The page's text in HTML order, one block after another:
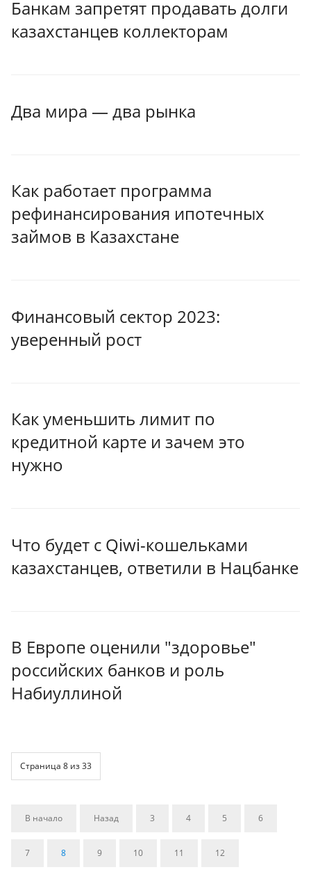
Банкам запретят продавать долги
казахстанцев коллекторам
Два мира — два рынка
Как работает программа
рефинансирования ипотечных
займов в Казахстане
Финансовый сектор 2023:
уверенный рост
Как уменьшить лимит по
кредитной карте и зачем это
нужно
Что будет с Qiwi-кошельками
казахстанцев, ответили в Нацбанке
В Европе оценили "здоровье"
российских банков и роль
Набиуллиной
Страница 8 из 33
В начало Назад 3 4 5 6
7 8 9 10 11 12